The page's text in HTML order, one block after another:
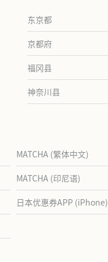
东京都
京都府
福冈县
神奈川县
MATCHA (繁体中文)
MATCHA (印尼语)
日本优惠券APP (iPhone)